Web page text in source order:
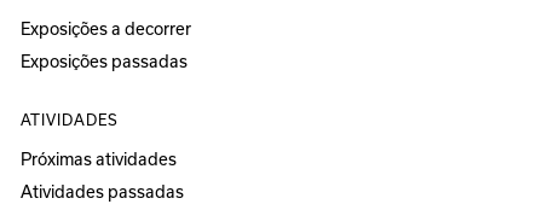
Exposições a decorrer
Exposições passadas
ATIVIDADES
Próximas atividades
Atividades passadas